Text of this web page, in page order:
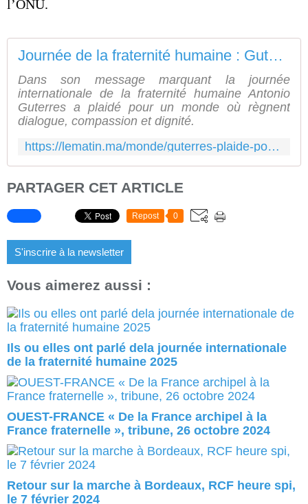
l’ONU.
Journée de la fraternité humaine : Guterres plaide pour un monde de dialogue et de compassion
Dans son message marquant la journée
internationale de la fraternité humaine Antonio
Guterres a plaidé pour un monde où règnent
dialogue, compassion et dignité.
https://lematin.ma/monde/guterres-plaide-pour-un-monde-de-dialogue-et-de-compassion/210884
PARTAGER CET ARTICLE
Repost 0
S'inscrire à la newsletter
Vous aimerez aussi :
Ils ou elles ont parlé dela journée internationale
de la fraternité humaine 2025
OUEST-FRANCE « De la France archipel à la
France fraternelle », tribune, 26 octobre 2024
Retour sur la marche à Bordeaux, RCF heure spi,
le 7 février 2024